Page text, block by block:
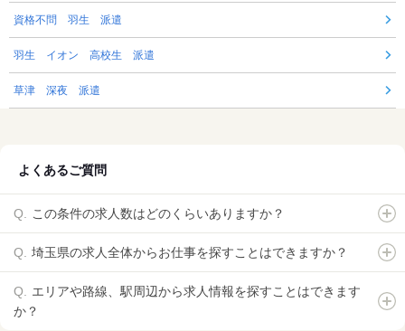
資格不問 羽生 派遣
羽生 イオン 高校生 派遣
草津 深夜 派遣
よくあるご質問
この条件の求人数はどのくらいありますか？
埼玉県の求人全体からお仕事を探すことはできますか？
エリアや路線、駅周辺から求人情報を探すことはできます
か？